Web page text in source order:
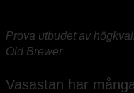
Prova utbudet av
Old Brewer
Vasastan har